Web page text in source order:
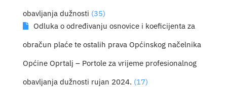
obavljanja dužnosti (35)
Odluka o određivanju osnovice i koeficijenta za
obračun plaće te ostalih prava Općinskog načelnika
Općine Oprtalj – Portole za vrijeme profesionalnog
obavljanja dužnosti rujan 2024. (17)